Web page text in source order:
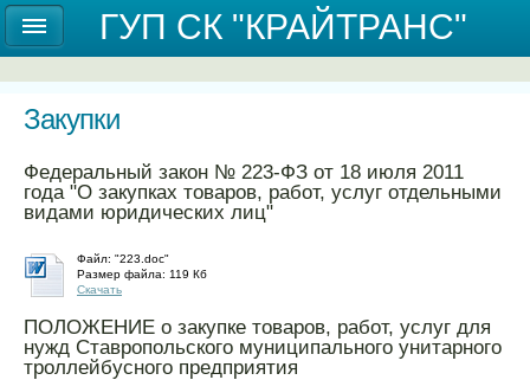
Государственное унитарное предприятие
Ставропольского края "КРАЙТРАНС"
Закупки
Федеральный закон № 223-ФЗ от 18 июля 2011
года "О закупках товаров, работ, услуг отдельными
видами юридических лиц"
Файл: "223.doc"
Размер файла: 119 Кб
Скачать
ПОЛОЖЕНИЕ о закупке товаров, работ, услуг для
нужд Ставропольского муниципального унитарного
троллейбусного предприятия
ГУП СК "КРАЙТРАНС"